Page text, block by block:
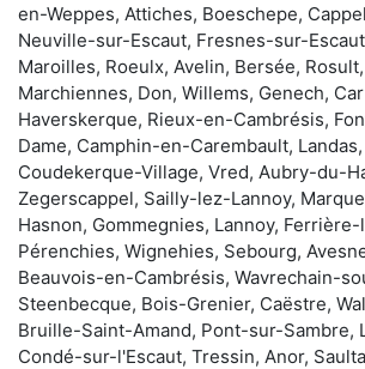
en-Weppes, Attiches, Boeschepe,
Neuville-sur-Escaut, Fresnes-sur-
Maroilles, Roeulx, Avelin, Bersée,
Marchiennes, Don, Willems, Genech,
Haverskerque, Rieux-en-Cambrésis,
Dame, Camphin-en-Carembault,
Coudekerque-Village, Vred, Aubry-du-
Zegerscappel, Sailly-lez-Lannoy,
Hasnon, Gommegnies, Lannoy,
Pérenchies, Wignehies, Sebourg,
Beauvois-en-Cambrésis, Wavrechain-
Steenbecque, Bois-Grenier, Caëstre,
Bruille-Saint-Amand, Pont-sur-Sambre,
Condé-sur-l'Escaut, Tressin, Anor,